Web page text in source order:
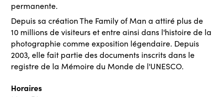
permanente.
Depuis sa création The Family of Man a attiré plus de
10 millions de visiteurs et entre ainsi dans l'histoire de la
photographie comme exposition légendaire. Depuis
2003, elle fait partie des documents inscrits dans le
registre de la Mémoire du Monde de l'UNESCO.
Horaires